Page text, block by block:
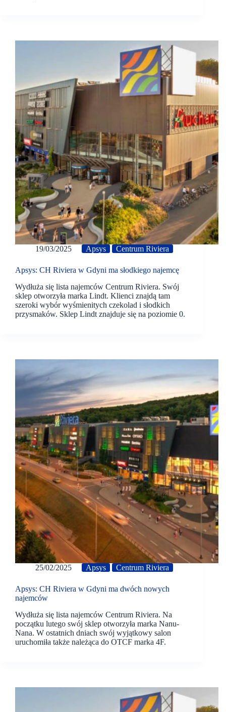
19/03/2025 Apsys Centrum Riviera
Apsys: CH Riviera w Gdyni ma słodkiego najemcę
Wydłuża się lista najemców Centrum Riviera. Swój
sklep otworzyła marka Lindt. Klienci znajdą tam
szeroki wybór wyśmienitych czekolad i słodkich
przysmaków. Sklep Lindt znajduje się na poziomie 0.
25/02/2025 Apsys Centrum Riviera
Apsys: CH Riviera w Gdyni ma dwóch nowych
najemców
Wydłuża się lista najemców Centrum Riviera. Na
początku lutego swój sklep otworzyła marka Nanu-
Nana. W ostatnich dniach swój wyjątkowy salon
uruchomiła także należąca do OTCF marka 4F.